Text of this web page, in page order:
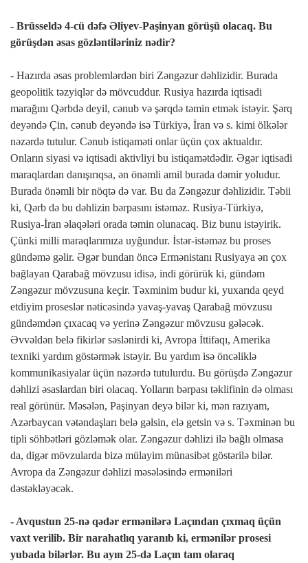
- Brüsseldə 4-cü dəfə Əliyev-Paşinyan görüşü olacaq. Bu
görüşdən əsas gözləntiləriniz nədir?
- Hazırda əsas problemlərdən biri Zəngəzur dəhlizidir. Burada
geopolitik təzyiqlər də mövcuddur. Rusiya hazırda iqtisadi
marağını Qərbdə deyil, cənub və şərqdə təmin etmək istəyir. Şərq
deyəndə Çin, cənub deyəndə isə Türkiyə, İran və s. kimi ölkələr
nəzərdə tutulur. Cənub istiqaməti onlar üçün çox aktualdır.
Onların siyasi və iqtisadi aktivliyi bu istiqamətdədir. Əgər iqtisadi
maraqlardan danışırıqsa, ən önəmli amil burada dəmir yoludur.
Burada önəmli bir nöqtə də var. Bu da Zəngəzur dəhlizidir. Təbii
ki, Qərb də bu dəhlizin bərpasını istəməz. Rusiya-Türkiyə,
Rusiya-İran əlaqələri orada təmin olunacaq. Biz bunu istəyirik.
Çünki milli maraqlarımıza uyğundur. İstər-istəməz bu proses
gündəmə gəlir. Əgər bundan öncə Ermənistanı Rusiyaya ən çox
bağlayan Qarabağ mövzusu idisə, indi görürük ki, gündəm
Zəngəzur mövzusuna keçir. Təxminim budur ki, yuxarıda qeyd
etdiyim proseslər nəticəsində yavaş-yavaş Qarabağ mövzusu
gündəmdən çıxacaq və yerinə Zəngəzur mövzusu gələcək.
Əvvəldən belə fikirlər səslənirdi ki, Avropa İttifaqı, Amerika
texniki yardım göstərmək istəyir. Bu yardım isə öncəliklə
kommunikasiyalar üçün nəzərdə tutulurdu. Bu görüşdə Zəngəzur
dəhlizi əsaslardan biri olacaq. Yolların bərpası təklifinin də olması
real görünür. Məsələn, Paşinyan deyə bilər ki, mən razıyam,
Azərbaycan vətəndaşları belə gəlsin, elə getsin və s. Təxminən bu
tipli söhbətləri gözləmək olar. Zəngəzur dəhlizi ilə bağlı olmasa
da, digər mövzularda bizə mülayim münasibət göstərilə bilər.
Avropa da Zəngəzur dəhlizi məsələsində erməniləri
dəstəkləyəcək.
- Avqustun 25-nə qədər ermənilərə Laçından çıxmaq üçün
vaxt verilib. Bir narahatlıq yaranıb ki, ermənilər prosesi
yubada bilərlər. Bu ayın 25-də Laçın tam olaraq